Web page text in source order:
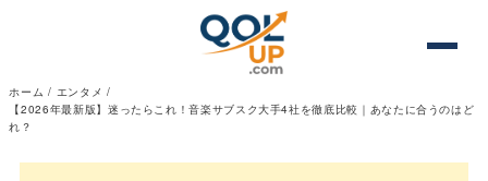
ホーム / エンタメ /
【2026年最新版】迷ったらこれ！音楽サブスク大手4社を徹底比較｜あなたに合うのはど
れ？